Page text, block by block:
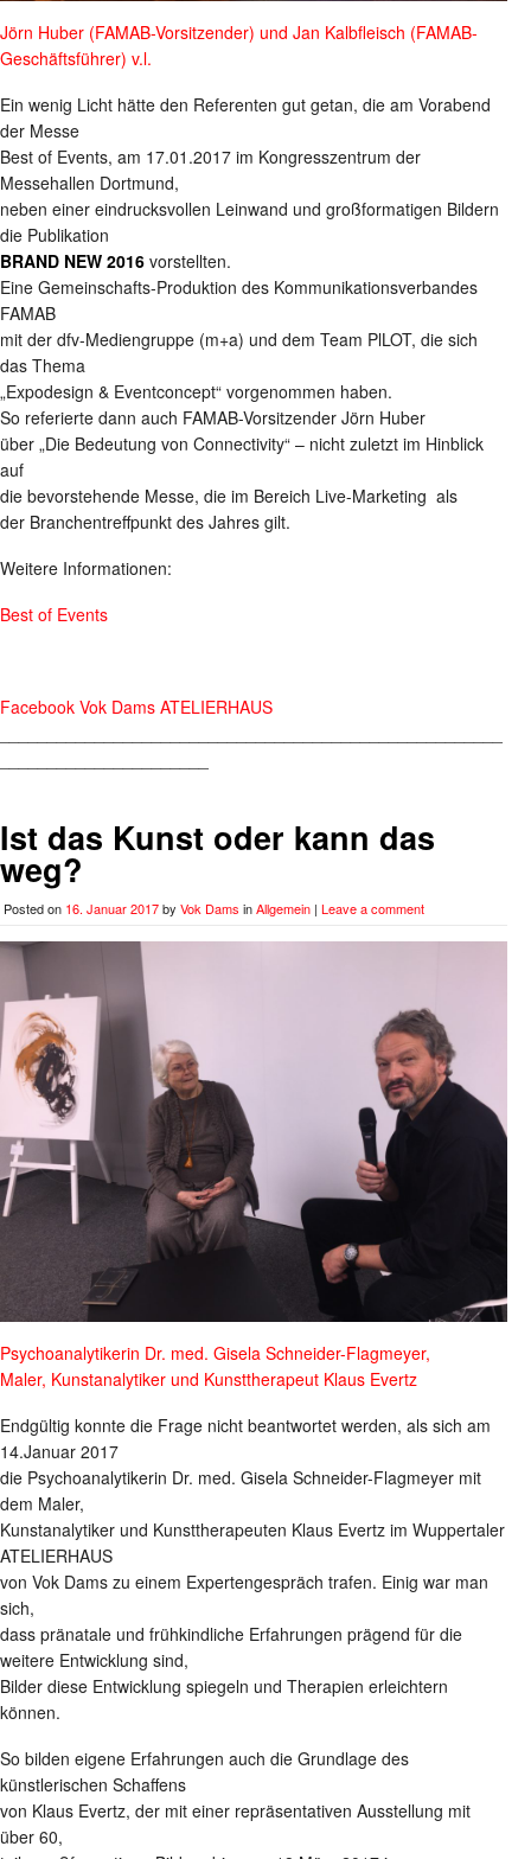
Jörn Huber (FAMAB-Vorsitzender) und Jan Kalbfleisch (FAMAB-
Geschäftsführer) v.l.
Ein wenig Licht hätte den Referenten gut getan, die am Vorabend
der Messe
Best of Events, am 17.01.2017 im Kongresszentrum der
Messehallen Dortmund,
neben einer eindrucksvollen Leinwand und großformatigen Bildern
die Publikation
BRAND NEW 2016 vorstellten.
Eine Gemeinschafts-Produktion des Kommunikationsverbandes
FAMAB
mit der dfv-Mediengruppe (m+a) und dem Team PlLOT, die sich
das Thema
„Expodesign & Eventconcept“ vorgenommen haben.
So referierte dann auch FAMAB-Vorsitzender Jörn Huber
über „Die Bedeutung von Connectivity“ – nicht zuletzt im Hinblick
auf
die bevorstehende Messe, die im Bereich Live-Marketing als
der Branchentreffpunkt des Jahres gilt.
Weitere Informationen:
Best of Events
Facebook Vok Dams ATELIERHAUS
Ist das Kunst oder kann das
weg?
Posted on 16. Januar 2017by Vok Dams inAllgemein | Leave a comment
Psychoanalytikerin Dr. med. Gisela Schneider-Flagmeyer,
Maler, Kunstanalytiker und Kunsttherapeut Klaus Evertz
Endgültig konnte die Frage nicht beantwortet werden, als sich am
14.Januar 2017
die Psychoanalytikerin Dr. med. Gisela Schneider-Flagmeyer mit
dem Maler,
Kunstanalytiker und Kunsttherapeuten Klaus Evertz im Wuppertaler
ATELIERHAUS
von Vok Dams zu einem Expertengespräch trafen. Einig war man
sich,
dass pränatale und frühkindliche Erfahrungen prägend für die
weitere Entwicklung sind,
Bilder diese Entwicklung spiegeln und Therapien erleichtern
können.
So bilden eigene Erfahrungen auch die Grundlage des
künstlerischen Schaffens
von Klaus Evertz, der mit einer repräsentativen Ausstellung mit
über 60,